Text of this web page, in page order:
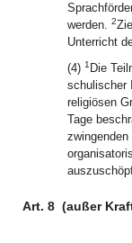
werden. 2
Unterricht
(4) 1 Die
schulischer
religiösen
Tage
Art. 8 (außer